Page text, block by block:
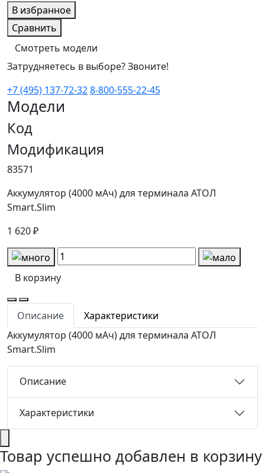
В избранное
Сравнить
Смотреть модели
Затрудняетесь в выборе? Звоните!
+7 (495) 137-72-328-800-555-22-45
Модели
Код
Модификация
83571
Аккумулятор (4000 мАч) для терминала АТОЛ
Smart.Slim
1 620 ₽
В корзину
Описание
Характеристики
Аккумулятор (4000 мАч) для терминала АТОЛ
Smart.Slim
Описание
Характеристики
Товар успешно добавлен в корзину